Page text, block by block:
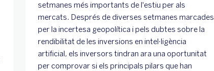
setmanes més importants de l'estiu per als
mercats. Després de diverses setmanes marcades
per la incertesa geopolítica i pels dubtes sobre la
rendibilitat de les inversions en intel·ligència
artificial, els inversors tindran ara una oportunitat
per comprovar si els principals pilars que han